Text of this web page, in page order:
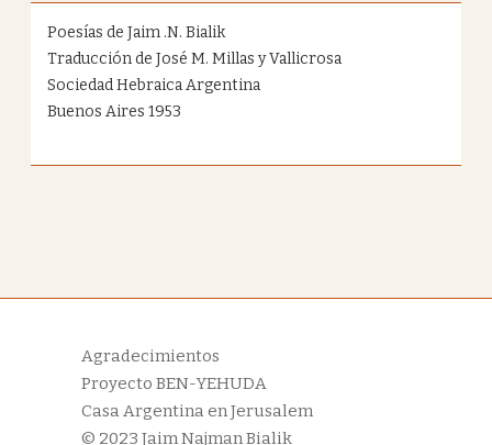
Poesías de Jaim .N. Bialik
Traducción de José M. Millas y Vallicrosa
Sociedad Hebraica Argentina
Buenos Aires 1953
Agradecimientos
Proyecto BEN-YEHUDA
Casa Argentina en Jerusalem
© 2023 Jaim Najman Bialik